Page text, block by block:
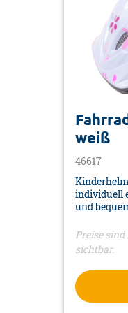
weiß
46617
individuell
und
Absorption
lange
individuell
Preise
sichtbar.